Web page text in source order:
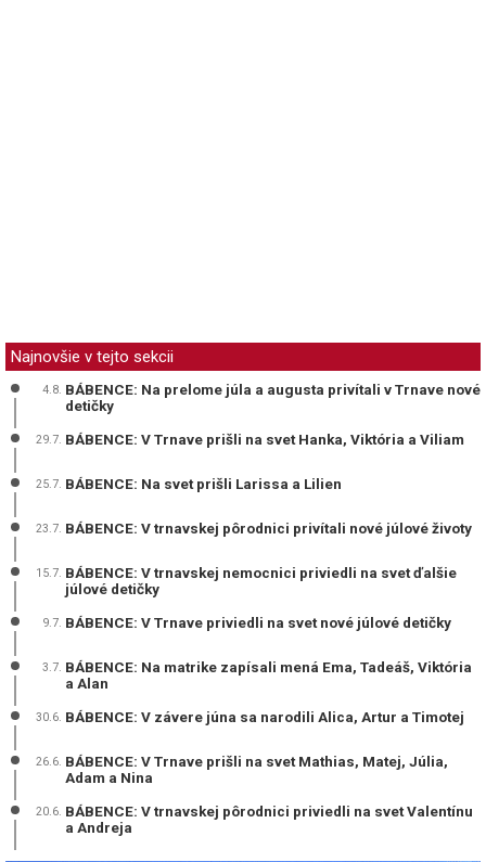
Najnovšie v tejto sekcii
4.8. BÁBENCE: Na prelome júla a augusta privítali v Trnave nové
detičky
29.7. BÁBENCE: V Trnave prišli na svet Hanka, Viktória a Viliam
25.7. BÁBENCE: Na svet prišli Larissa a Lilien
23.7. BÁBENCE: V trnavskej pôrodnici privítali nové júlové životy
15.7. BÁBENCE: V trnavskej nemocnici priviedli na svet ďalšie
júlové detičky
9.7. BÁBENCE: V Trnave priviedli na svet nové júlové detičky
3.7. BÁBENCE: Na matrike zapísali mená Ema, Tadeáš, Viktória
a Alan
30.6. BÁBENCE: V závere júna sa narodili Alica, Artur a Timotej
26.6. BÁBENCE: V Trnave prišli na svet Mathias, Matej, Júlia,
Adam a Nina
20.6. BÁBENCE: V trnavskej pôrodnici priviedli na svet Valentínu
a Andreja